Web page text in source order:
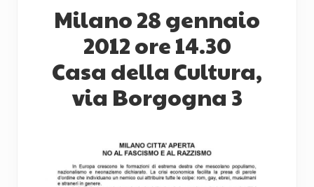
Milano 28 gennaio
2012 ore 14.30
Casa della Cultura,
via Borgogna 3